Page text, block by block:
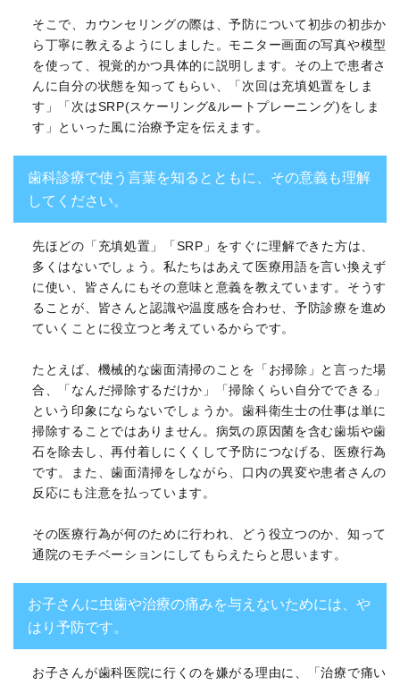
そこで、カウンセリングの際は、予防について初歩の初歩か
ら丁寧に教えるようにしました。モニター画面の写真や模型
を使って、視覚的かつ具体的に説明します。その上で患者さ
んに自分の状態を知ってもらい、「次回は充填処置をしま
す」「次はSRP(スケーリング&ルートプレーニング)をしま
す」といった風に治療予定を伝えます。
歯科診療で使う言葉を知るとともに、その意義も理解
してください。
先ほどの「充填処置」「SRP」をすぐに理解できた方は、
多くはないでしょう。私たちはあえて医療用語を言い換えず
に使い、皆さんにもその意味と意義を教えています。そうす
ることが、皆さんと認識や温度感を合わせ、予防診療を進め
ていくことに役立つと考えているからです。
たとえば、機械的な歯面清掃のことを「お掃除」と言った場
合、「なんだ掃除するだけか」「掃除くらい自分でできる」
という印象にならないでしょうか。歯科衛生士の仕事は単に
掃除することではありません。病気の原因菌を含む歯垢や歯
石を除去し、再付着しにくくして予防につなげる、医療行為
です。また、歯面清掃をしながら、口内の異変や患者さんの
反応にも注意を払っています。
その医療行為が何のために行われ、どう役立つのか、知って
通院のモチベーションにしてもらえたらと思います。
お子さんに虫歯や治療の痛みを与えないためには、や
はり予防です。
お子さんが歯科医院に行くのを嫌がる理由に、「治療で痛い